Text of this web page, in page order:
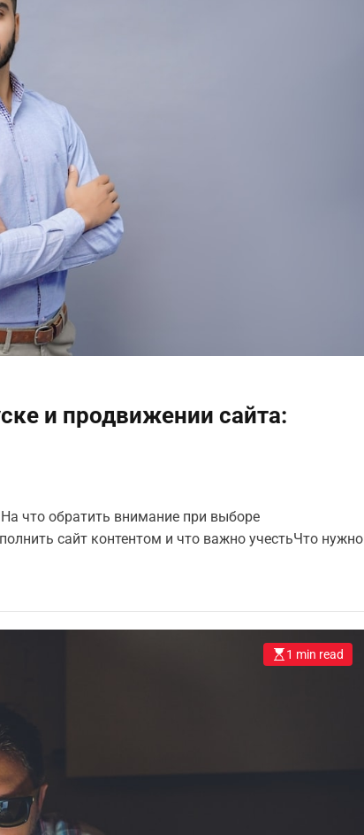
и продвижении сайта:
что обратить внимание при выборе
сайт контентом и что важно учестьЧто нужно
1 min read